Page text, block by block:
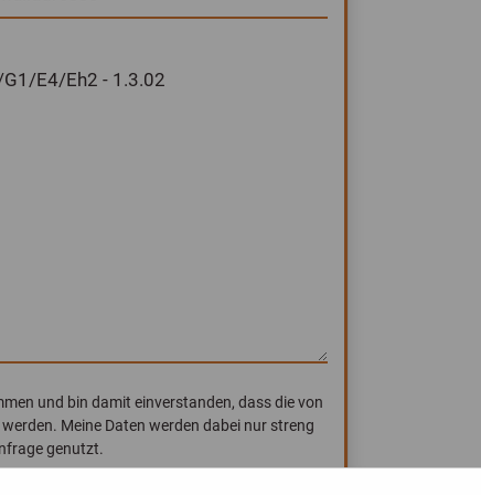
und bin damit einverstanden, dass die von
Meine Daten werden dabei nur streng
genutzt.